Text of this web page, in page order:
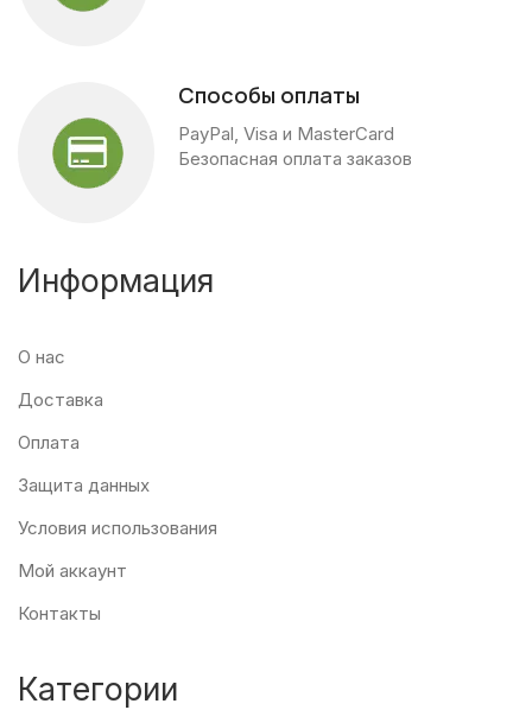
Способы оплаты
PayPal, Visa и MasterCard
Безопасная оплата заказов
Информация
О нас
Доставка
Оплата
Защита данных
Условия использования
Мой аккаунт
Контакты
Категории